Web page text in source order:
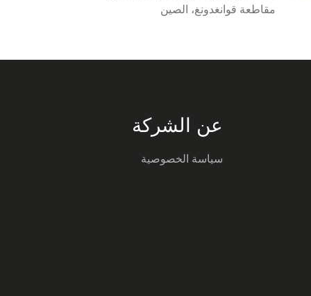
مقاطعة قوانغدونغ، الصين
عن الشركة
سياسة الخصوصية